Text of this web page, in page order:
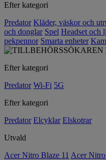
Efter kategori
Predator Kläder, väskor och
och donglar Spel Headset och
pekpennor Smarta enheter
Efter kategori
Predator Wi-Fi 5G
Efter kategori
Predator Elcyklar Elskotrar
Utvald
Acer Nitro Blaze 11 Acer